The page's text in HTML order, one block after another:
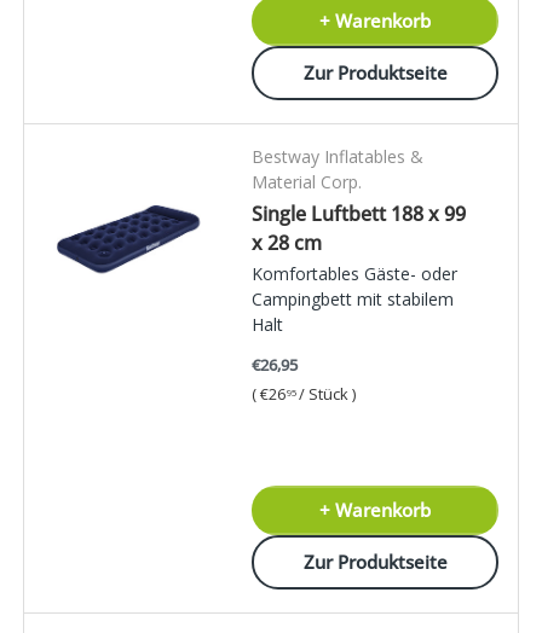
+ Warenkorb
Zur Produktseite
Bestway Inflatables &
Material Corp.
Single Luftbett 188 x 99
x 28 cm
Komfortables Gäste- oder
Campingbett mit stabilem
Halt
€26,95
Grundpreis
€2695 / Stück
+ Warenkorb
Zur Produktseite